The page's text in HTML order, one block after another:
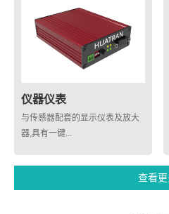
仪器仪表
与传感器配套的显示仪表及放大
器,具有一键...
查看更